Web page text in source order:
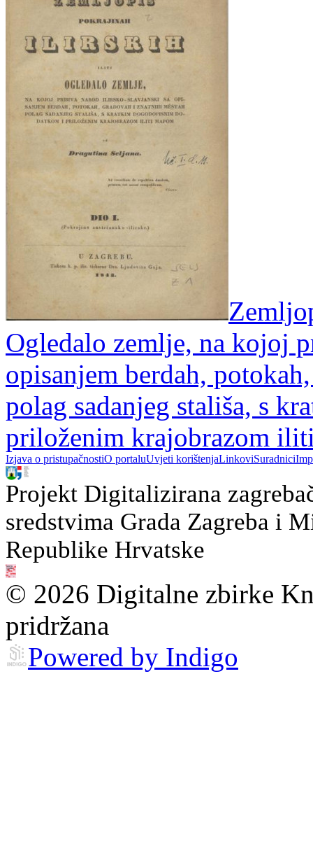
Ogledalo zemlje, na kojoj
opisanjem berdah,
polag sadanjeg stališa, s
priloženim krajobrazom
Izjava o pristupačnostiO portaluUvjeti korištenjaLinkoviSuradnici
Projekt Digitalizirana
sredstvima Grada Zagreba i
Republike Hrvatske
© 2026 Digitalne zbirke
pridržana
Powered by Indigo